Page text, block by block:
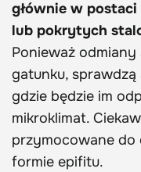
głównie w
lub pokrytych
Ponieważ odmiany
gatunku, sprawdzą
gdzie będzie im
mikroklimat.
przymocowane do
formie epifitu.